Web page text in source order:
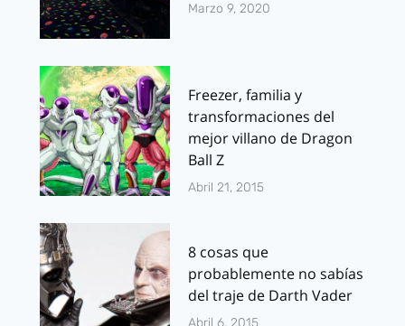
Marzo 9, 2020
Freezer, familia y
transformaciones del
mejor villano de Dragon
Ball Z
Abril 21, 2015
8 cosas que
probablemente no sabías
del traje de Darth Vader